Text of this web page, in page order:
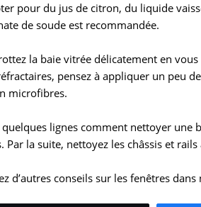
pour du jus de citron, du liquide
de soude est recommandée.
la baie vitrée délicatement en
pensez à appliquer un peu
microfibres.
lignes comment nettoyer une
Par la suite, nettoyez les châssis et
d’autres conseils sur les fenêtres dans